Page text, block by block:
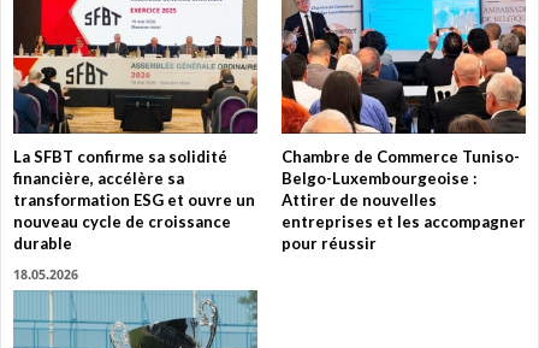
La SFBT confirme sa solidité
financière, accélère sa
transformation ESG et ouvre un
nouveau cycle de croissance
durable
Chambre de Commerce Tuniso-
Belgo-Luxembourgeoise :
Attirer de nouvelles
entreprises et les accompagner
pour réussir
18.05.2026